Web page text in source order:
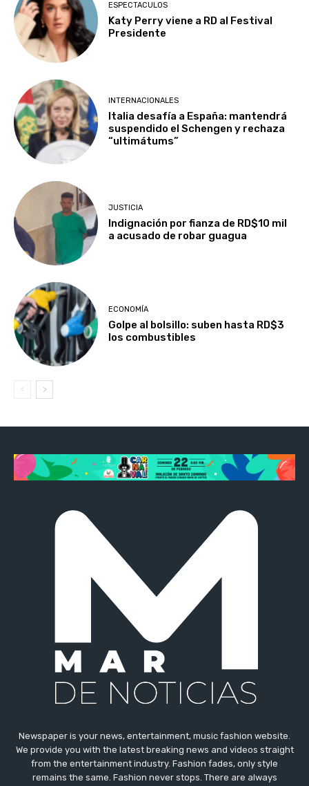
ESPECTACULOS
Katy Perry viene a RD al Festival
Presidente
INTERNACIONALES
Italia desafía a España: mantendrá
suspendido el Schengen y rechaza
“ultimátums”
JUSTICIA
Indignación por fianza de RD$10 mil
a acusado de robar guagua
ECONOMÍA
Golpe al bolsillo: suben hasta RD$3
los combustibles
Newspaper is your news, entertainment, music fashion website.
We provide you with the latest breaking news and videos straight
from the entertainment industry. Fashion fades, only style
remains the same. Fashion never stops. There are always